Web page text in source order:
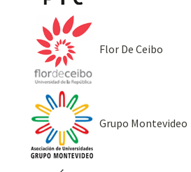
Flor De Ceibo
Grupo Montevideo